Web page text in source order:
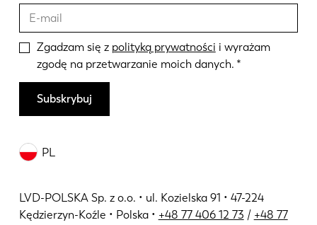
PL
LVD-POLSKA Sp. z o.o. • ul. Kozielska 91 • 47-224
Kędzierzyn-Koźle • Polska • +48 77 406 12 73 / +48 77
Zgadzam się z polityką prywatności i wyrażam
zgodę na przetwarzanie moich danych.
Subskrybuj